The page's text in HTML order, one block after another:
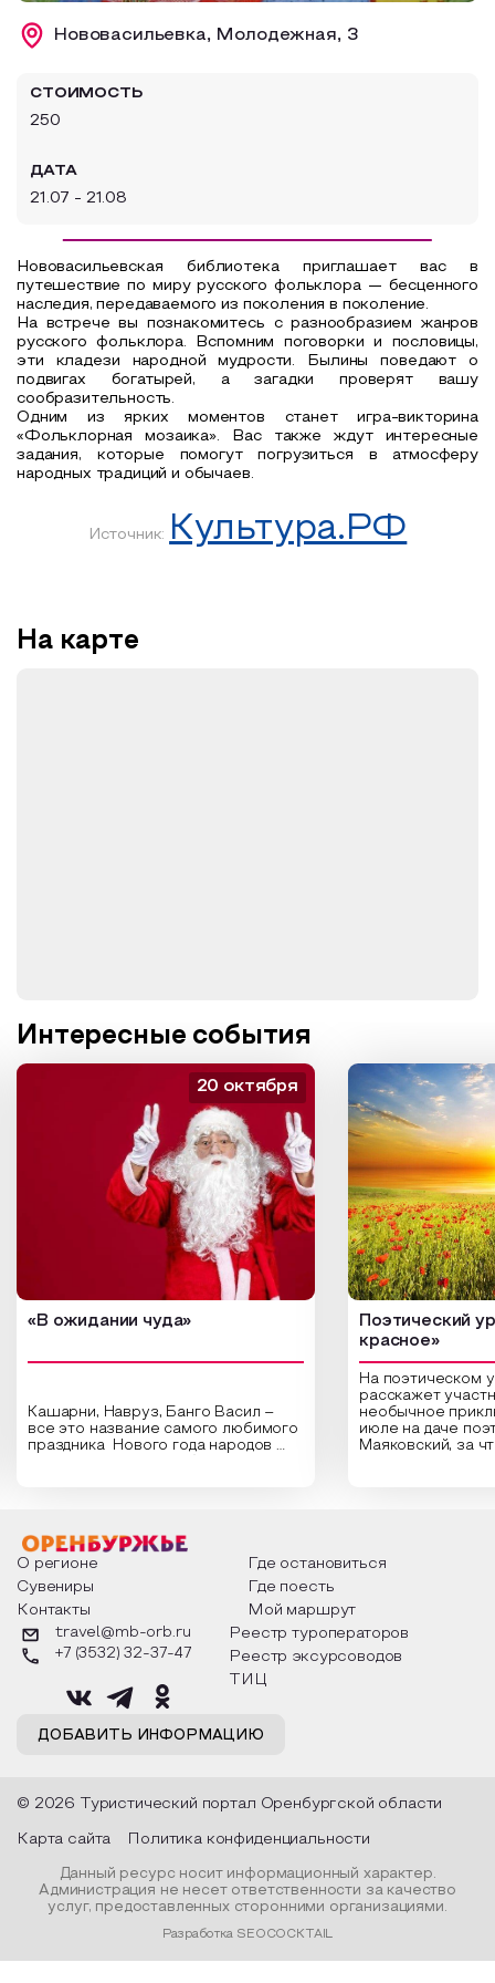
Образовательный туризм
Нововасильевка, Молодежная, 3
СТОИМОСТЬ
250
ДАТА
21.07 - 21.08
Нововасильевская библиотека приглашает вас в
путешествие по миру русского фольклора — бесценного
наследия, передаваемого из поколения в поколение.
На встрече вы познакомитесь с разнообразием жанров
русского фольклора. Вспомним поговорки и пословицы,
эти кладези народной мудрости. Былины поведают о
подвигах богатырей, а загадки проверят вашу
сообразительность.
Одним из ярких моментов станет игра-викторина
«Фольклорная мозаика». Вас также ждут интересные
задания, которые помогут погрузиться в атмосферу
народных традиций и обычаев.
Источник: Культура.РФ
На карте
Интересные события
«В ожидании чуда»
Кашарни, Навруз, Банго Васил –
все это название самого любимого
праздника Нового года народов
о том, как встречают новый год в
разных уголках страны, какие
обряды совершают на удачу и
благополучие, в чем схожи и
различаются традиции. Кто такой
Дед Мороз и откуда он пришел, как
его называют в разных уголках
страны и как появились елочные
20 октября
Поэтический
красное»
На поэтическом
расскажет
необычное
июле на даче
Маяковский, за
Твардовского и
каждой строчке
восхищение
яркому времени
О регионе
Где остановиться
Сувениры
Где поесть
Контакты
Мой маршрут
ДОБАВИТЬ ИНФОРМАЦИЮ
travel@mb-orb.ru
+7 (3532) 32-37-47
Реестр туроператоров
Реестр эксурсоводов
ТИЦ
© 2026 Туристический портал Оренбургской области
Карта сайта Политика конфиденциальности
Данный ресурс носит информационный характер.
Администрация не несет ответственности за качество
услуг, предоставленных сторонними организациями.
Разработка SEOCOCKTAIL